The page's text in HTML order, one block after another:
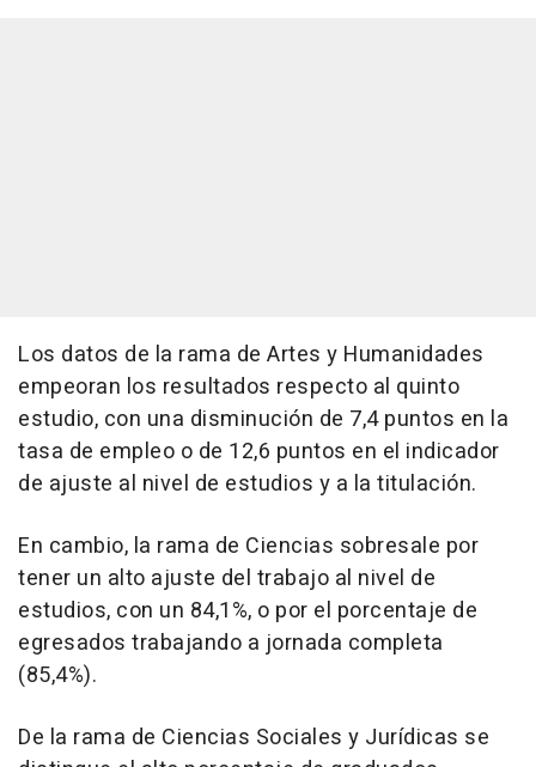
Los datos de la rama de Artes y Humanidades
empeoran los resultados respecto al quinto
estudio, con una disminución de 7,4 puntos en la
tasa de empleo o de 12,6 puntos en el indicador
de ajuste al nivel de estudios y a la titulación.
En cambio, la rama de Ciencias sobresale por
tener un alto ajuste del trabajo al nivel de
estudios, con un 84,1%, o por el porcentaje de
egresados trabajando a jornada completa
(85,4%).
De la rama de Ciencias Sociales y Jurídicas se